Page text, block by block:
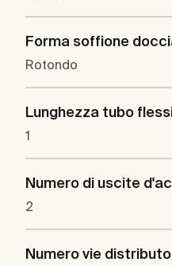
Forma soffione
Rotondo
Lunghezza tubo
1
Numero di uscite
2
Numero vie